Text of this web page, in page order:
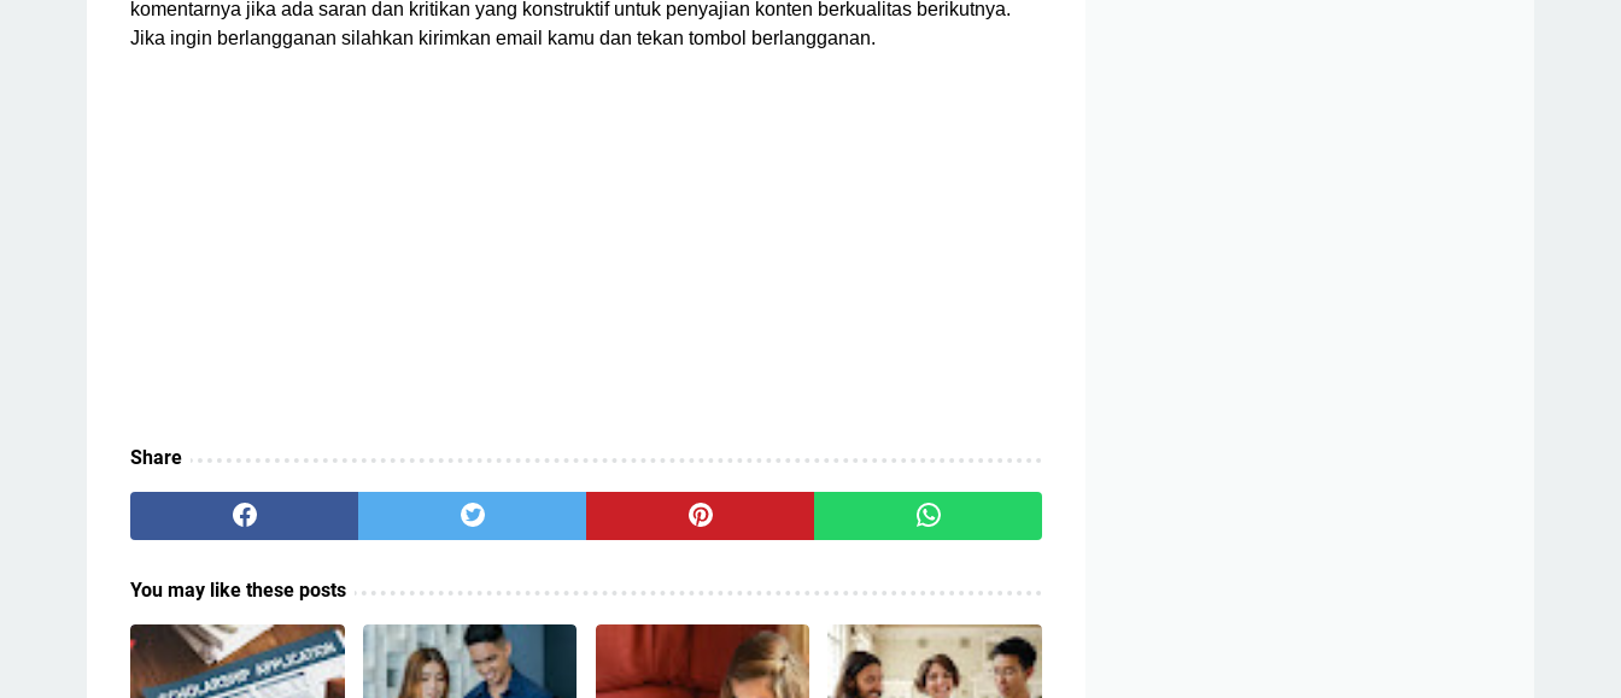
komentarnya jika ada saran dan kritikan yang konstruktif untuk penyajian konten berkualitas berikutnya.
Jika ingin berlangganan silahkan kirimkan email kamu dan tekan tombol berlangganan.
Share
You may like these posts